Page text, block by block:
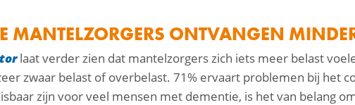
MANTELZORGERS ONTVANGEN
laat verder zien dat mantelzorgers zich iets meer belast
zwaar belast of overbelast. 71% ervaart problemen bij het
zijn voor veel mensen met dementie, is het van belang